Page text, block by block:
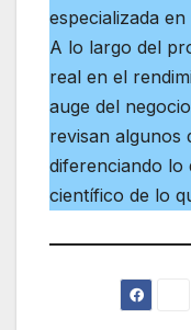
especializada
A lo largo del
real en el
auge del
revisan algunos
diferenciando lo
científico de lo